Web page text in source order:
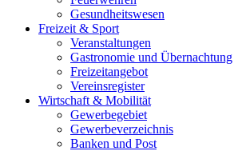
Gesundheitswesen
Freizeit & Sport
Veranstaltungen
Gastronomie und Übernachtung
Freizeitangebot
Vereinsregister
Wirtschaft & Mobilität
Gewerbegebiet
Gewerbeverzeichnis
Banken und Post